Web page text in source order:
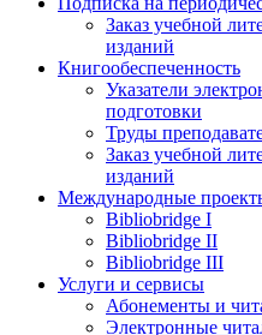
Заказ учебной
изданий
Книгообеспеченность
Указатели
подготовки
Труды
Заказ учебной
изданий
Международные
Bibliobridge I
Bibliobridge II
Bibliobridge III
Услуги и сервисы
Абонементы и
Электронные